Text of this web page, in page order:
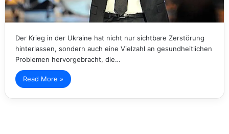
Der Krieg in der Ukraine hat nicht nur sichtbare Zerstörung
hinterlassen, sondern auch eine Vielzahl an gesundheitlichen
Problemen hervorgebracht, die…
Read More »